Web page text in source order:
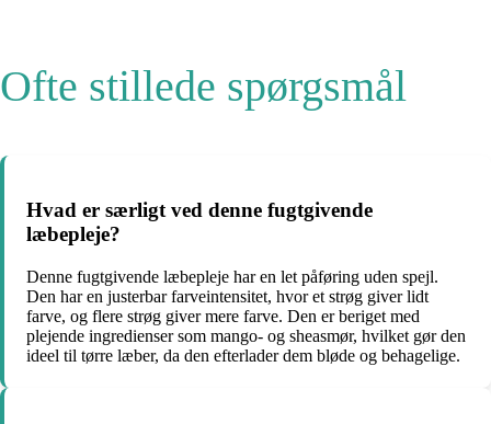
Ofte stillede spørgsmål
Hvad er særligt ved denne fugtgivende
læbepleje?
Denne fugtgivende læbepleje har en let påføring uden spejl.
Den har en justerbar farveintensitet, hvor et strøg giver lidt
farve, og flere strøg giver mere farve. Den er beriget med
plejende ingredienser som mango- og sheasmør, hvilket gør den
ideel til tørre læber, da den efterlader dem bløde og behagelige.